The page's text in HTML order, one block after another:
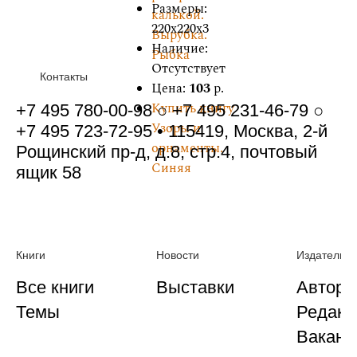
калькой.
Вырубка.
Рыбка
Размеры:
220x220x3
Наличие:
Отсутствует
Цена: 103 р.
Купить книгу
Узоры и
орнаменты.
Синяя
Контакты
+7 495 780-00-98 ○ +7 495 231-46-79 ○
+7 495 723-72-95 • 115419, Москва, 2-й
Рощинский пр-д, д.8, стр.4, почтовый
ящик 58
Книги
Все книги
Темы
Новости
Выставки